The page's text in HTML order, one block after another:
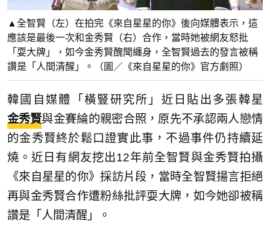
▲全智賢（左）在拍完《來自星星的你》後向媒體表示，這
應該是最後一次和金秀賢（右）合作，當時她被網友怒批
「耍大牌」，如今金秀賢醜聞纏身，全智賢過去的發言被稱
讚是「人間清醒」。（圖／《來自星星的你》官方劇照）
韓國自媒體「橫豎研究所」近日貼出多張韓星
金秀賢與金賽綸的親密合照，原先不承認兩人戀情
的金秀賢終於鬆口證實此事，不過事件仍持續延
燒。近日有網友挖出12年前全智賢與金秀賢拍攝
《來自星星的你》採訪片段，當時全智賢揚言拒絕
再與金秀賢合作遭粉絲批評耍大牌，如今她卻被稱
讚是「人間清醒」。